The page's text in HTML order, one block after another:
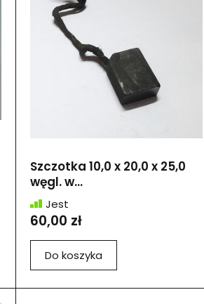
Szczotka 10,0 x 20,0 x 25,0
węgl. w...
Jest
60,00 zł
Do koszyka